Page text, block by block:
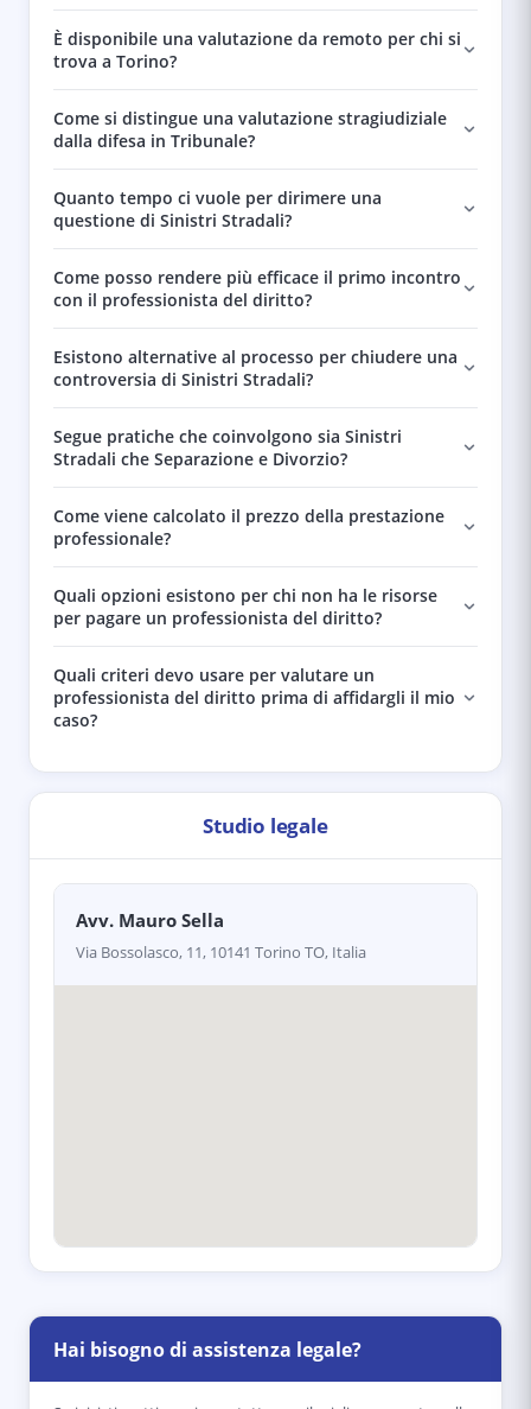
È disponibile una valutazione da remoto per chi si
trova a Torino?
Come si distingue una valutazione stragiudiziale
dalla difesa in Tribunale?
Quanto tempo ci vuole per dirimere una
questione di Sinistri Stradali?
Come posso rendere più efficace il primo incontro
con il professionista del diritto?
Esistono alternative al processo per chiudere una
controversia di Sinistri Stradali?
Segue pratiche che coinvolgono sia Sinistri
Stradali che Separazione e Divorzio?
Come viene calcolato il prezzo della prestazione
professionale?
Quali opzioni esistono per chi non ha le risorse
per pagare un professionista del diritto?
Quali criteri devo usare per valutare un
professionista del diritto prima di affidargli il mio
caso?
Studio legale
Avv. Mauro Sella
Via Bossolasco, 11, 10141 Torino TO, Italia
Hai bisogno di assistenza legale?